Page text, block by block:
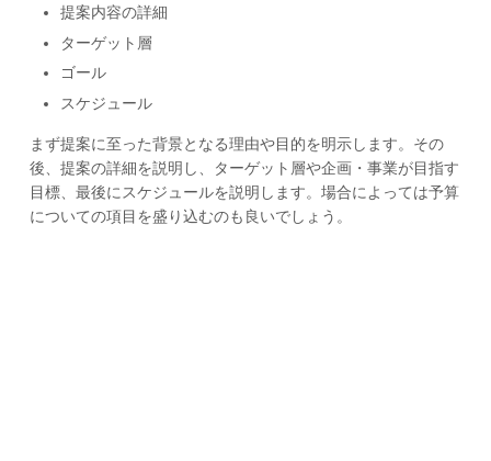
提案内容の詳細
ターゲット層
ゴール
スケジュール
まず提案に至った背景となる理由や目的を明示します。その
後、提案の詳細を説明し、ターゲット層や企画・事業が目指す
目標、最後にスケジュールを説明します。場合によっては予算
についての項目を盛り込むのも良いでしょう。